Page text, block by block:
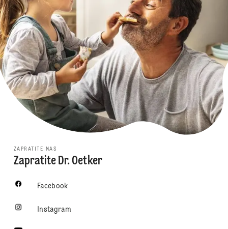
ZAPRATITE NAS
Zapratite Dr. Oetker
Facebook
Instagram